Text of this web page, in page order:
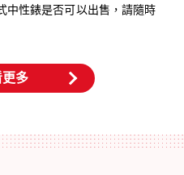
中性錶是否可以出售，請隨時
多